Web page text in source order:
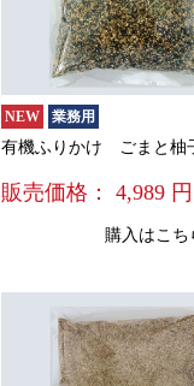
NEW 業務用
有機ふりかけ ごまと柚
販売価格： 4,989 円
購入はこち